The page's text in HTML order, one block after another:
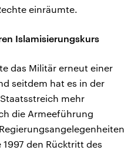
einräumte.
Islamisierungskurs
das Militär erneut einer
seitdem hat es in der
mehr
die Armeeführung
den Rücktritt des